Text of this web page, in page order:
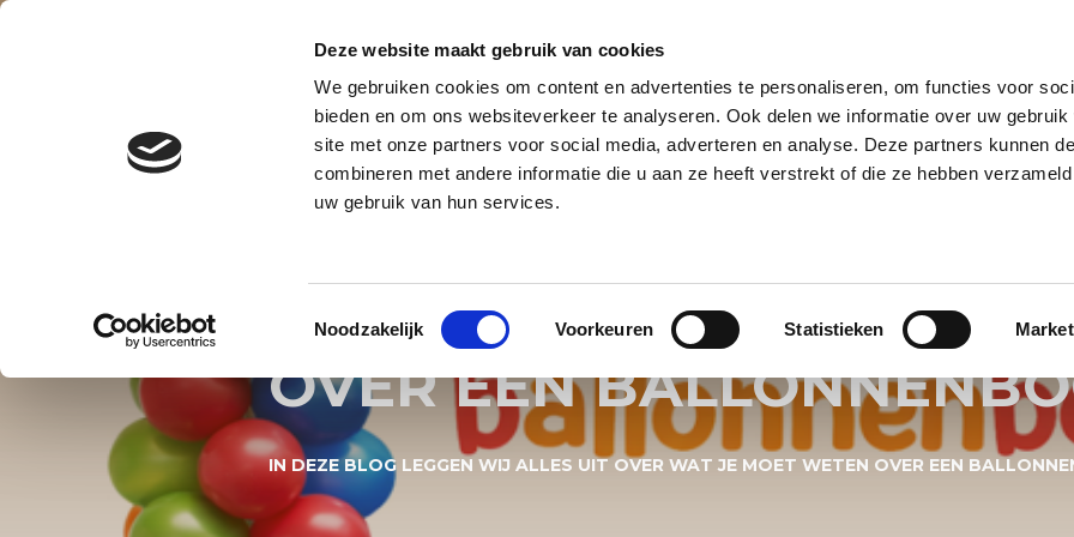
Deze website maakt gebruik van cookies
We gebruiken cookies om content en advertenties te personaliseren, om functies voor
bieden en om ons websiteverkeer te analyseren. Ook delen we informatie over uw gebruik
site met onze partners voor social media, adverteren en analyse. Deze partners kunnen
combineren met andere informatie die u aan ze heeft verstrekt of die ze hebben
uw gebruik van hun services.
Toestemmingsselectie
Noodzakelijk Voorkeuren Statistieken
BALLONNENBOOGBALLONNENPILAARHELIUM BALLONNENHELIUM BALLON TROSSEN
BALLONNEN DECORATIES SPECIALS BALLONNEN BEZORGSERVICE BALLON KLEUREN
IN DEZE BLOG LEGGEN
UIT OVER WAT JE MOET
OVER EEN
IN DEZE BLOG LEGGEN WIJ ALLES UIT OVER WAT JE MOET WETEN OVER EEN